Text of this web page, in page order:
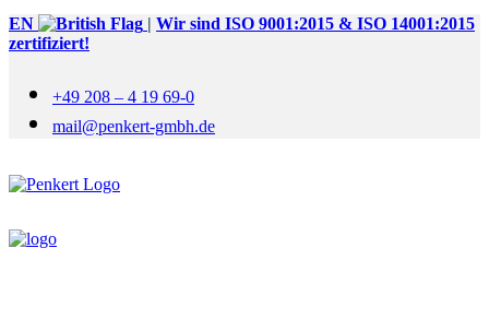
EN | Wir sind ISO 9001:2015 & ISO 14001:2015
zertifiziert!
+49 208 – 4 19 69-0
mail@penkert-gmbh.de